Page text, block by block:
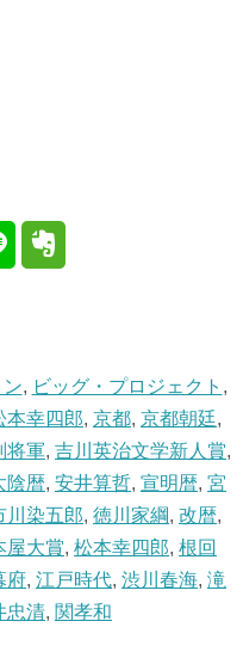
, ビッグ・プロジェクト ,
本幸四郎, 京都, 京都朝廷,
将軍, 吉川英治文学新人賞,
陰暦, 安井算哲, 宣明暦, 宮
川染五郎, 徳川家綱, 改暦,
屋大賞, 松本幸四郎, 根回
府, 江戸時代, 渋川春海, 滝
忠清, 関孝和